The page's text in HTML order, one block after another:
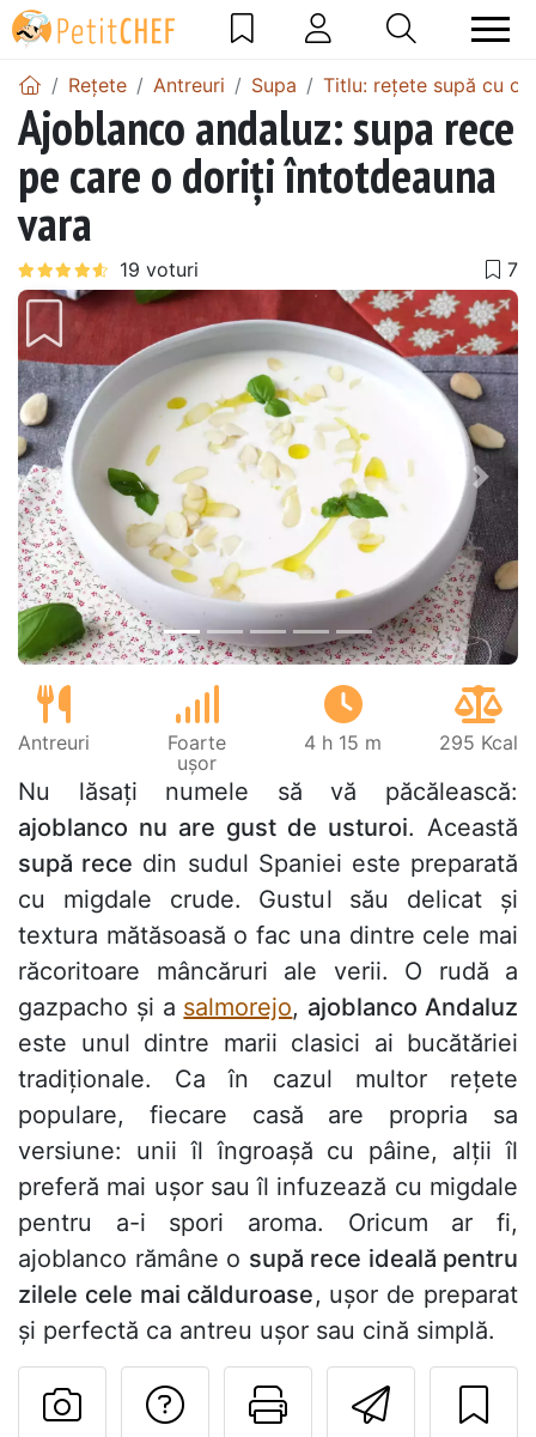
Rețete Antreuri Supa Titlu: rețete supă cu
Ajoblanco andaluz: supa rece
pe care o doriți întotdeauna
vara
Precedentul
Antreuri
Foarte
ușor
4 h 15 m 295 Kcal
Nu lăsați numele să vă păcălească:
ajoblanco nu are gust de usturoi. Această
supă rece din sudul Spaniei este preparată
cu migdale crude. Gustul său delicat și
textura mătăsoasă o fac una dintre cele mai
răcoritoare mâncăruri ale verii. O rudă a
gazpacho și a salmorejo, ajoblanco Andaluz
este unul dintre marii clasici ai bucătăriei
tradiționale. Ca în cazul multor rețete
populare, fiecare casă are propria sa
versiune: unii îl îngroașă cu pâine, alții îl
preferă mai ușor sau îl infuzează cu migdale
pentru a-i spori aroma. Oricum ar fi,
ajoblanco rămâne o supă rece ideală pentru
zilele cele mai călduroase, ușor de preparat
și perfectă ca antreu ușor sau cină simplă.
Printează
Adresează o